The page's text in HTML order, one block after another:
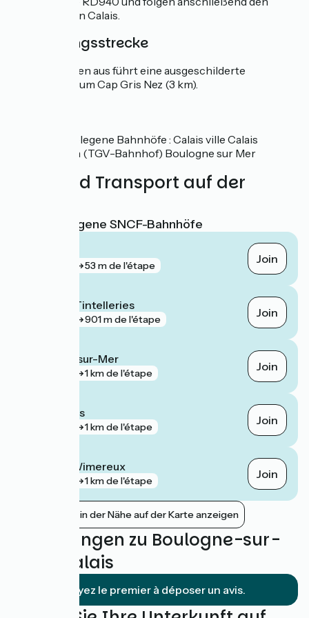
Radwegen von Calais.
Verbindungsstrecke
Von Audinghen aus führt eine ausgeschilderte
Verbindung zum Cap Gris Nez (3 km).
Nahe gelegene Bahnhöfe : Calais ville Calais
Fréthun (TGV-Bahnhof) Boulogne sur Mer
Züge und Transport auf der
Nächstgelegene SNCF-Bahnhöfe
53 m de l'étape Join
Boulogne Tintelleries
901 m de l'étape Join
Boulogne-sur-Mer
1 km de l'étape Join
Beau Marais
1 km de l'étape Join
Wimille - Wimereux
1 km de l'étape Join
Bahnhöfe in der Nähe auf der Karte anzeigen
Bewertungen zu Boulogne-sur-
Mer / Calais
Soyez le premier à déposer un avis.